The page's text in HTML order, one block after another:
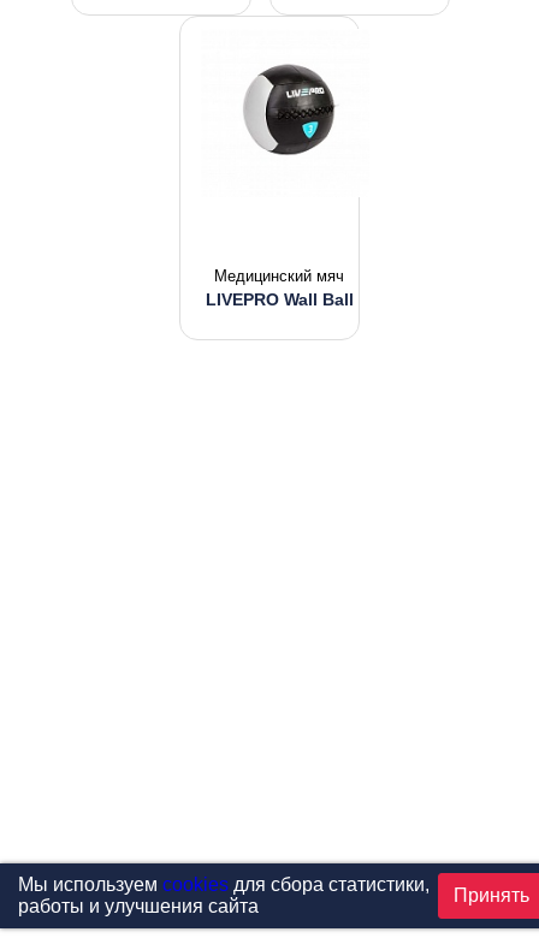
Медицинский мяч
LIVEPRO Wall Ball
Мы используем cookiesдля сбора статистики,
работы и улучшения сайта
Принять